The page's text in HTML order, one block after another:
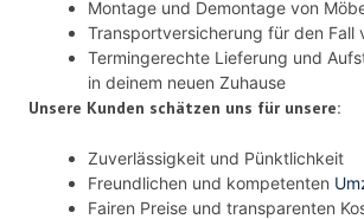
Montage und Demontage von
Transportversicherung für den Fall
Termingerechte Lieferung und
in deinem neuen Zuhause
Unsere Kunden schätzen uns für unsere:
Zuverlässigkeit und Pünktlichkeit
Freundlichen und kompetenten
Fairen Preise und transparenten